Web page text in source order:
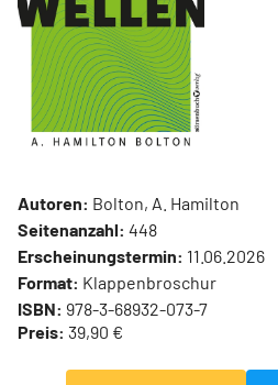
Autoren: Bolton, A. Hamilton
Seitenanzahl: 448
Erscheinungstermin: 11.06.2026
Format: Klappenbroschur
ISBN: 978-3-68932-073-7
Preis: 39,90 €